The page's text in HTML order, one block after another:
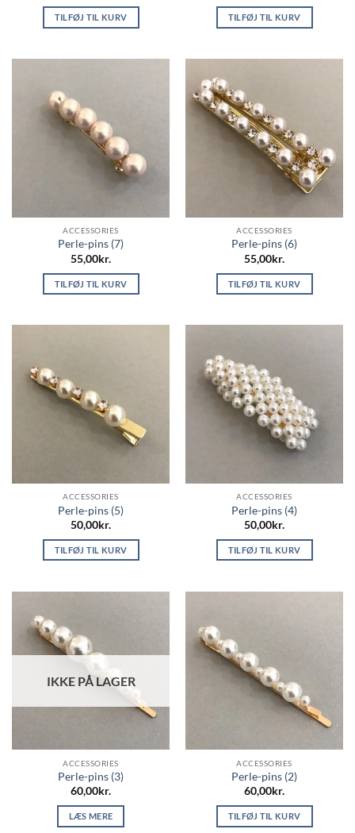
TILFØJ TIL KURV TILFØJ TIL KURV
ACCESSORIES
Perle-pins (7)
55,00kr.
TILFØJ TIL KURV
ACCESSORIES
Perle-pins (6)
55,00kr.
TILFØJ TIL KURV
ACCESSORIES
Perle-pins (5)
50,00kr.
TILFØJ TIL KURV
ACCESSORIES
Perle-pins (4)
50,00kr.
TILFØJ TIL KURV
IKKE PÅ LAGER
ACCESSORIES
Perle-pins (3)
60,00kr.
LÆS MERE
ACCESSORIES
Perle-pins (2)
60,00kr.
TILFØJ TIL KURV